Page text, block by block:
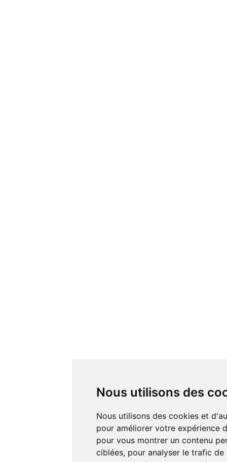
Nous utilisons des
Nous utilisons des cookies et d'autres technologies de suivi
pour améliorer votre expérience
pour vous montrer un contenu
ciblées, pour analyser le trafic